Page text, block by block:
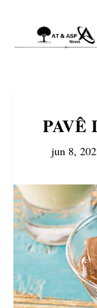
PAVÊ
jun 8,